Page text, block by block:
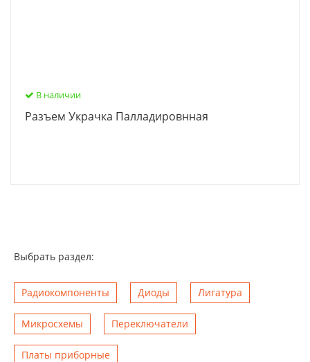
В наличии
Разъем Украчка Палладировнная
Выбрать раздел:
Радиокомпоненты Диоды Лигатура
Микросхемы Переключатели
Платы приборные